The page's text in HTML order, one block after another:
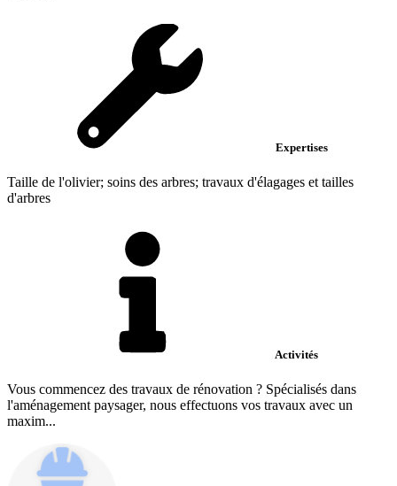
Expertises
Taille de l'olivier; soins des arbres; travaux d'élagages et tailles
d'arbres
Activités
Vous commencez des travaux de rénovation ? Spécialisés dans
l'aménagement paysager, nous effectuons vos travaux avec un
maxim...